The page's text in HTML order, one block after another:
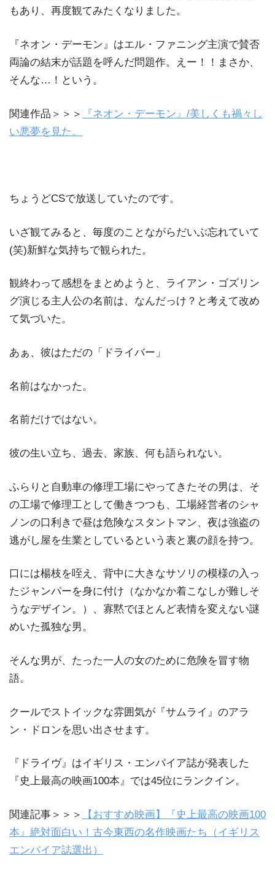
もあり、再度観てみたくなりました。
『ネオン・デーモン』はエル・ファニング主演で賛否
両論の結末が話題を呼んだ問題作。えー！！まさか、
そんな…！という。
関連作品＞＞＞
『ネオン・デーモン』/美しくも禍々し
い悪夢を見た。
ちょうどCSで放送していたのです。
いざ観てみると、毎度のことながらだいぶ忘れていて
(笑)新鮮な気持ちで観られた。
観終わって感想をまとめようと、ライアン・ゴズリン
グ演じる主人公の名前は、なんだっけ？と考えて改め
て気づいた。
あぁ、彼はただの「ドライバー」
名前はなかった。
名前だけではない。
彼の生い立ち、過去、家族、何も語られない。
ふらりと自動車の修理工場にやってきたその男は、そ
の工場で修理工として働きつつも、工場経営者のシャ
ノンの口利きで昼は危険なスタントマン、夜は強盗の
逃がし屋を生業としているという表と裏の顔を持つ。
口には楊枝を咥え、背中に大きなサソリの模様の入っ
たジャンパーを身に付け（なかなか着こなしが難しそ
うなデザイン。）、寡黙でほとんど表情を変えない謎
めいた孤独な男。
そんな男が、たった一人の女のために危険を冒す物
語。
クールでストイックな雰囲気が『サムライ』のアラ
ン・ドロンを思い出させます。
『ドライヴ』はイギリス・エンパイア誌が発表した
『史上最高の映画100本』では45位にランクイン。
関連記事＞＞＞
【おすすめ映画】『史上最高の映画100
本』絶対面白い！古今東西の名作映画たち（イギリス
エンパイア誌選出）